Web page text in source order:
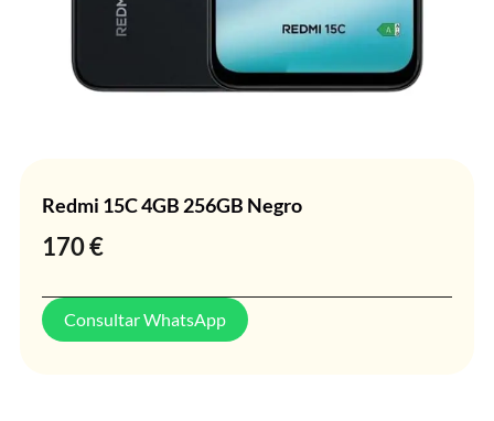
Redmi 15C 4GB 256GB Negro
170€
Consultar WhatsApp